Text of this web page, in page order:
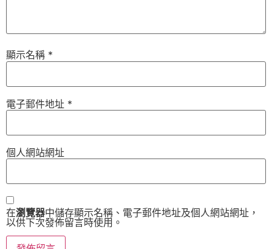
顯示名稱 *
電子郵件地址 *
個人網站網址
在瀏覽器中儲存顯示名稱、電子郵件地址及個人網站網址，
以供下次發佈留言時使用。